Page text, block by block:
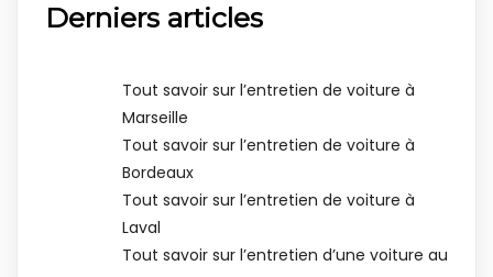
Derniers articles
Tout savoir sur l’entretien de voiture à
Marseille
Tout savoir sur l’entretien de voiture à
Bordeaux
Tout savoir sur l’entretien de voiture à
Laval
Tout savoir sur l’entretien d’une voiture au